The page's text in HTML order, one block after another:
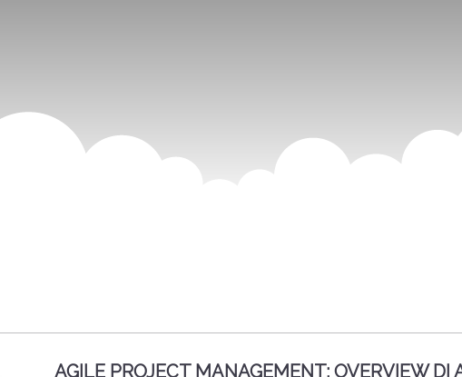
AGILE PROJECT MANAGEMENT: OVERVIEW DI